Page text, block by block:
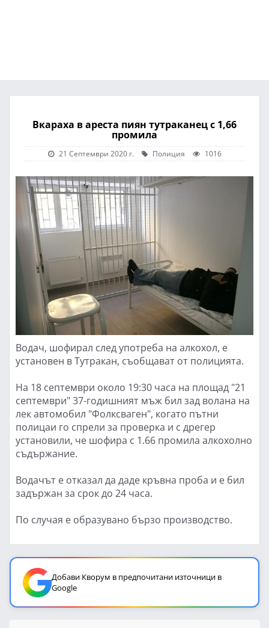
Вкараха в ареста пиян тутраканец с 1,66
промила
21 Септември 2020 г. Полиция 1016
Водач, шофирал след употреба на алкохол, е
установен в Тутракан, съобщават от полицията.
На 18 септември около 19:30 часа на площад "21
септември" 37-годишният мъж бил зад волана на
лек автомобил "Фолксваген", когато пътни
полицаи го спрели за проверка и с дрегер
установили, че шофира с 1.66 промила алкохолно
съдържание.
Водачът е отказал да даде кръвна проба и е бил
задържан за срок до 24 часа.
По случая е образувано бързо производство.
Добави Кворум в предпочитани източници в
Google